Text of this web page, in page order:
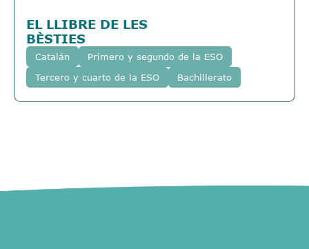
EL LLIBRE DE LES
BÈSTIES
Catalán
Primero y segundo de la ESO
Tercero y cuarto de la ESO
Bachillerato